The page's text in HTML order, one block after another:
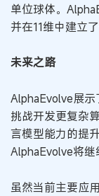
单位球体。
并在11维中建立
未来之路
AlphaEvolve展
挑战开发更复杂
言模型能力的提
AlphaEvolve将继
虽然当前主要应